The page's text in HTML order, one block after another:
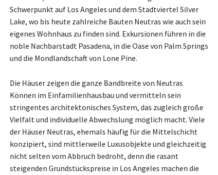
Schwerpunkt auf Los Angeles und dem Stadtviertel Silver
Lake, wo bis heute zahlreiche Bauten Neutras wie auch sein
eigenes Wohnhaus zu finden sind. Exkursionen führen in die
noble Nachbarstadt Pasadena, in die Oase von Palm Springs
und die Mondlandschaft von Lone Pine.
Die Häuser zeigen die ganze Bandbreite von Neutras
Können im Einfamilienhausbau und vermitteln sein
stringentes architektonisches System, das zugleich große
Vielfalt und individuelle Abwechslung möglich macht. Viele
der Häuser Neutras, ehemals häufig für die Mittelschicht
konzipiert, sind mittlerweile Luxusobjekte und gleichzeitig
nicht selten vom Abbruch bedroht, denn die rasant
steigenden Grundstückspreise in Los Angeles machen die